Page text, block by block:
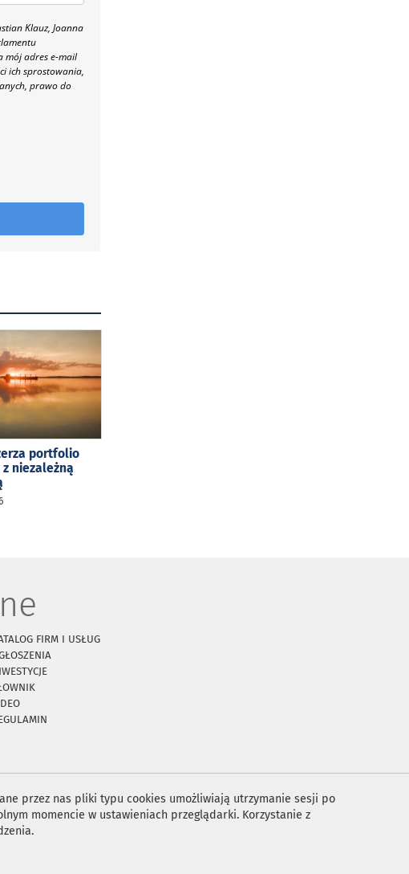
Klauz, Joanna
mój adres e-mail
ich sprostowania,
prawo do
portfolio
niezależną
FIRM I USŁUG
przez nas pliki typu cookies umożliwiają utrzymanie sesji po
momencie w ustawieniach przeglądarki. Korzystanie z